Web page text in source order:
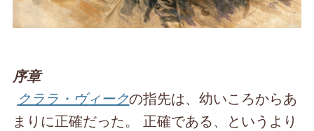
序章
クララ・ヴィークの指先は、幼いころからあ
まりに正確だった。 正確である、というより